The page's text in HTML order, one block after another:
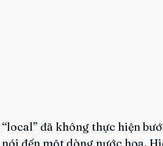
đã không thực hiện
đến một dòng nước hoa.